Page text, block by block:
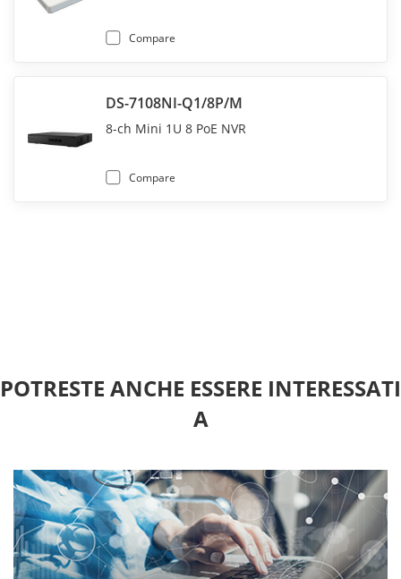
Compare
DS-7108NI-Q1/8P/M
8-ch Mini 1U 8 PoE NVR
Compare
POTRESTE ANCHE ESSERE INTERESSATI
A